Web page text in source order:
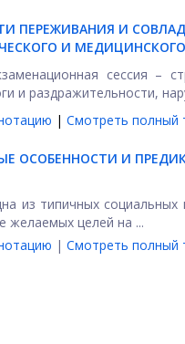
ПЕРЕЖИВАНИЯ И
И
сессия –
и раздражительности,
| Смотреть полный
ОСОБЕННОСТИ И
из типичных
желаемых целей на ...
| Смотреть полный